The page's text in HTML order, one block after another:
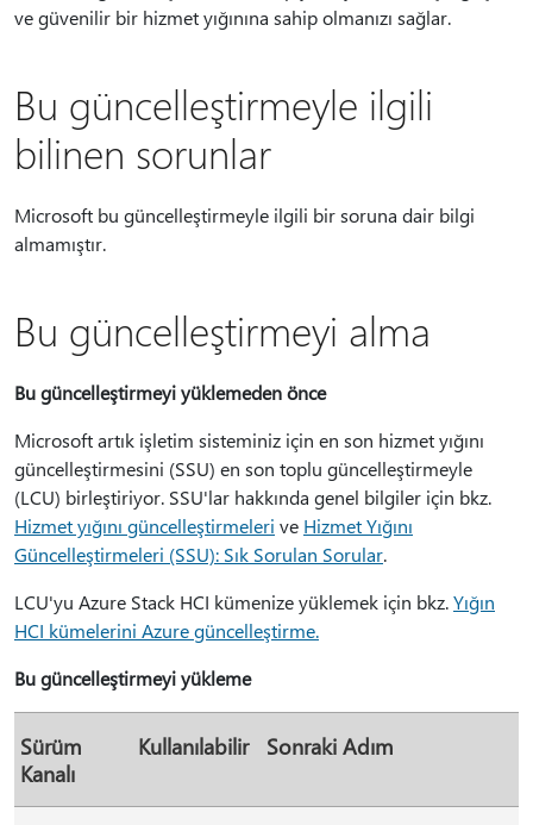
ve güvenilir bir hizmet yığınına sahip olmanızı sağlar.
Bu güncelleştirmeyle ilgili
bilinen sorunlar
Microsoft bu güncelleştirmeyle ilgili bir soruna dair bilgi
almamıştır.
Bu güncelleştirmeyi alma
Bu güncelleştirmeyi yüklemeden önce
Microsoft artık işletim sisteminiz için en son hizmet yığını
güncelleştirmesini (SSU) en son toplu güncelleştirmeyle
(LCU) birleştiriyor. SSU'lar hakkında genel bilgiler için bkz.
Hizmet yığını güncelleştirmeleri ve Hizmet Yığını
Güncelleştirmeleri (SSU): Sık Sorulan Sorular.
LCU'yu Azure Stack HCI kümenize yüklemek için bkz.Yığın
HCI kümelerini Azure güncelleştirme.
Bu güncelleştirmeyi yükleme
Sürüm
Kanalı
Kullanılabilir Sonraki Adım